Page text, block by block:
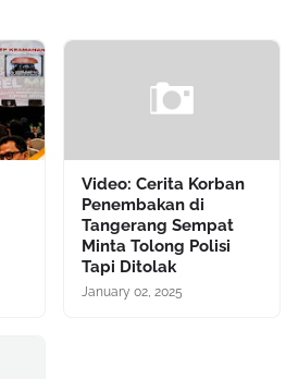
Video: Cerita Korban
Penembakan di
Tangerang Sempat
Minta Tolong Polisi
Tapi Ditolak
January 02, 2025